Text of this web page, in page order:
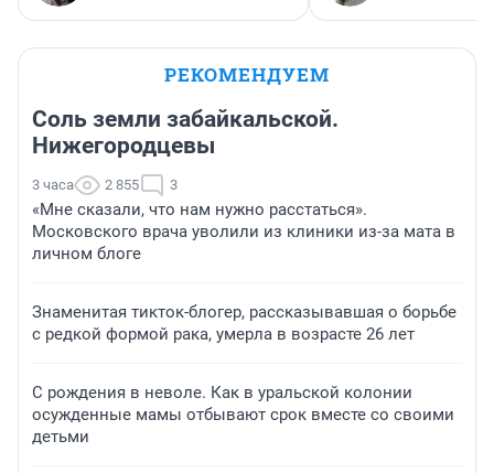
РЕКОМЕНДУЕМ
Соль земли забайкальской.
Нижегородцевы
3 часа 2 855 3
«Мне сказали, что нам нужно расстаться».
Московского врача уволили из клиники из-за мата в
личном блоге
Знаменитая тикток-блогер, рассказывавшая о борьбе
с редкой формой рака, умерла в возрасте 26 лет
С рождения в неволе. Как в уральской колонии
осужденные мамы отбывают срок вместе со своими
детьми